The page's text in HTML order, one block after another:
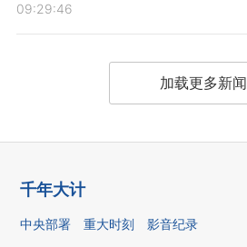
09:29:46
加载更多新闻
千年大计
中央部署 重大时刻 影音纪录